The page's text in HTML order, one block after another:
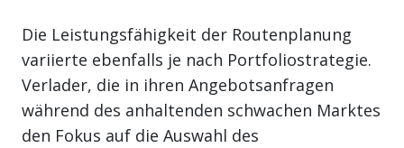
Die Leistungsfähigkeit der Routenplanung
variierte ebenfalls je nach Portfoliostrategie.
Verlader, die in ihren Angebotsanfragen
während des anhaltenden schwachen Marktes
den Fokus auf die Auswahl des